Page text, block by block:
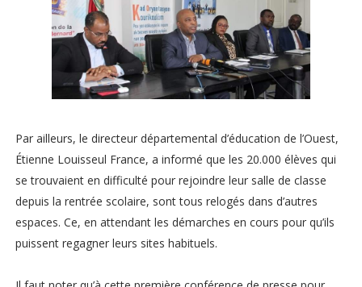
Par ailleurs, le directeur départemental d’éducation de l’Ouest,
Étienne Louisseul France, a informé que les 20.000 élèves qui
se trouvaient en difficulté pour rejoindre leur salle de classe
depuis la rentrée scolaire, sont tous relogés dans d’autres
espaces. Ce, en attendant les démarches en cours pour qu’ils
puissent regagner leurs sites habituels.